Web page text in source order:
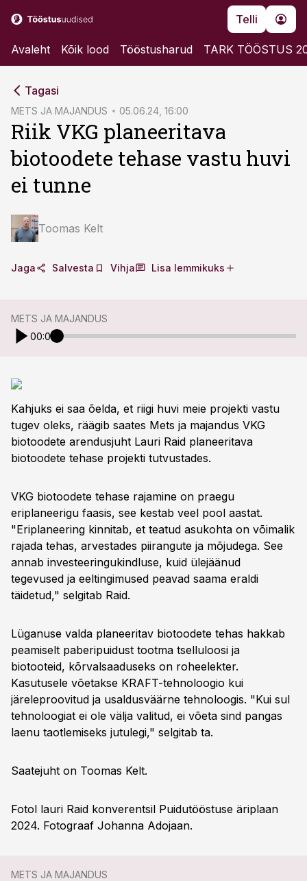
Telli
Avaleht Kõik lood Tööstusharud TARK TÖÖSTUS
Tagasi
METS JA MAJANDUS 05.06.24, 16:00
Riik VKG planeeritava
biotoodete tehase vastu huvi
ei tunne
Toomas Kelt
Jaga Salvesta Vihja Lisa lemmikuks
METS JA MAJANDUS
00:00
Kahjuks ei saa õelda, et riigi huvi meie projekti vastu
tugev oleks, räägib saates Mets ja majandus VKG
biotoodete arendusjuht Lauri Raid planeeritava
biotoodete tehase projekti tutvustades.
VKG biotoodete tehase rajamine on praegu
eriplaneerigu faasis, see kestab veel pool aastat.
"Eriplaneering kinnitab, et teatud asukohta on võimalik
rajada tehas, arvestades piirangute ja mõjudega. See
annab investeeringukindluse, kuid ülejäänud
tegevused ja eeltingimused peavad saama eraldi
täidetud," selgitab Raid.
Lüganuse valda planeeritav biotoodete tehas hakkab
peamiselt paberipuidust tootma tselluloosi ja
biotooteid, kõrvalsaaduseks on roheelekter.
Kasutusele võetakse KRAFT-tehnoloogio kui
järeleproovitud ja usaldusväärne tehnoloogis. "Kui sul
tehnoloogiat ei ole välja valitud, ei võeta sind pangas
laenu taotlemiseks jutulegi," selgitab ta.
Saatejuht on Toomas Kelt.
Fotol lauri Raid konverentsil Puidutööstuse äriplaan
2024. Fotograaf Johanna Adojaan.
METS JA MAJANDUS